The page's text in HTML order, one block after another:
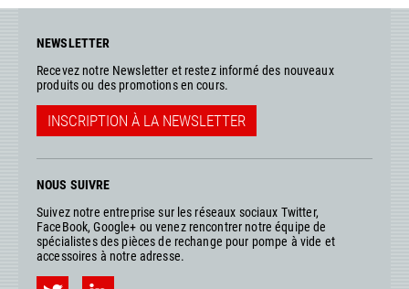
NEWSLETTER
Recevez notre Newsletter et restez informé des nouveaux
produits ou des promotions en cours.
INSCRIPTION À LA NEWSLETTER
NOUS SUIVRE
Suivez notre entreprise sur les réseaux sociaux Twitter,
FaceBook, Google+ ou venez rencontrer notre équipe de
spécialistes des pièces de rechange pour pompe à vide et
accessoires à notre adresse.